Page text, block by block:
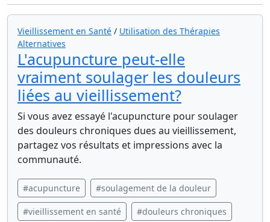
Vieillissement en Santé / Utilisation des Thérapies
Alternatives
L'acupuncture peut-elle
vraiment soulager les douleurs
liées au vieillissement?
Si vous avez essayé l'acupuncture pour soulager
des douleurs chroniques dues au vieillissement,
partagez vos résultats et impressions avec la
communauté.
#acupuncture #soulagement de la douleur
#vieillissement en santé #douleurs chroniques